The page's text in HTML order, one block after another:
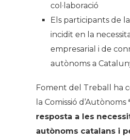
col·laboració
Els participants de
incidit en la
empresarial i de
autònoms a
Foment del Treball ha
la Comissió d’Autònoms
resposta a les
autònoms catalans i